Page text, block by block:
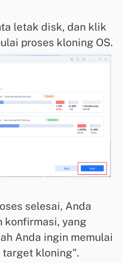
letak disk, dan klik
proses kloning OS.
selesai, Anda
konfirmasi, yang
Anda ingin memulai
kloning".